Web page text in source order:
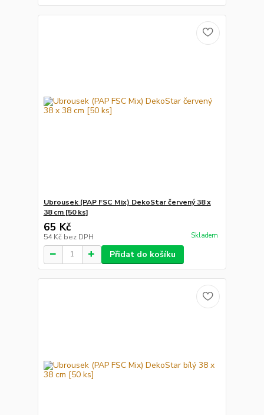
Ubrousek (PAP FSC Mix) DekoStar červený 38 x
38 cm [50 ks]
65 Kč
54 Kč bez DPH Skladem
Přidat do košíku